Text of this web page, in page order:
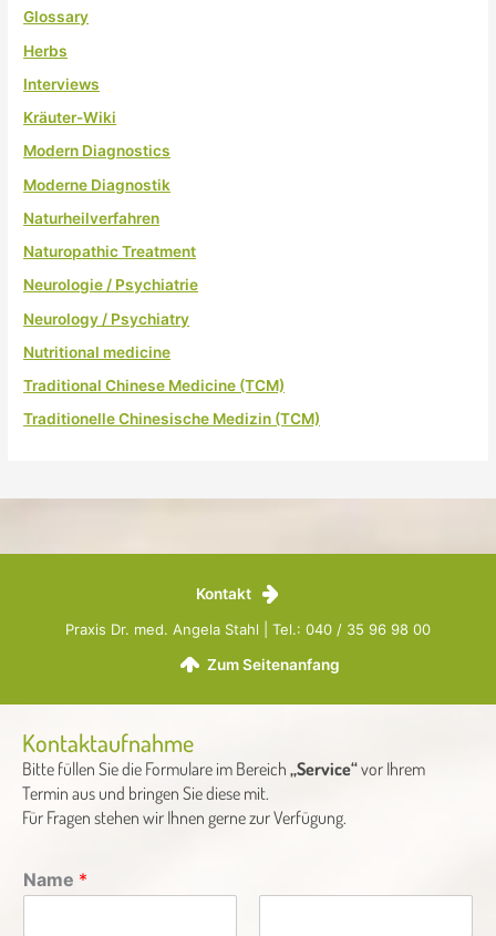
Glossary
Herbs
Interviews
Kräuter-Wiki
Modern Diagnostics
Moderne Diagnostik
Naturheilverfahren
Naturopathic Treatment
Neurologie / Psychiatrie
Neurology / Psychiatry
Nutritional medicine
Traditional Chinese Medicine (TCM)
Traditionelle Chinesische Medizin (TCM)
Kontakt
Praxis Dr. med. Angela Stahl | Tel.: 040 / 35 96 98 00
Zum Seitenanfang
Kontaktaufnahme
Bitte füllen Sie die Formulare im Bereich „Service“vor Ihrem
Termin aus und bringen Sie diese mit.
Für Fragen stehen wir Ihnen gerne zur Verfügung.
Name *